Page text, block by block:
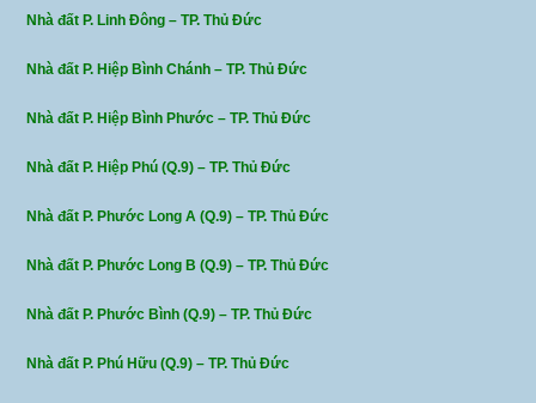
Nhà đất P. Linh Đông – TP. Thủ Đức
Nhà đất P. Hiệp Bình Chánh – TP. Thủ Đức
Nhà đất P. Hiệp Bình Phước – TP. Thủ Đức
Nhà đất P. Hiệp Phú (Q.9) – TP. Thủ Đức
Nhà đất P. Phước Long A (Q.9) – TP. Thủ Đức
Nhà đất P. Phước Long B (Q.9) – TP. Thủ Đức
Nhà đất P. Phước Bình (Q.9) – TP. Thủ Đức
Nhà đất P. Phú Hữu (Q.9) – TP. Thủ Đức